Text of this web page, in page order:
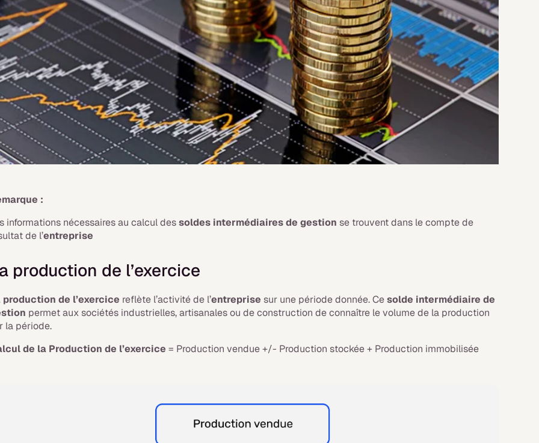
:
informations nécessaires au calcul dessoldes intermédiaires de gestion se trouvent dans le compte de
de l’entreprise
production de l’exercice
production de l’exercice reflète l’activité de l’entreprise sur une période donnée. Cesolde intermédiaire de
permet aux sociétés industrielles, artisanales ou de construction de connaître le volume de la production
la période.
de la Production de l’exercice = Production vendue +/- Production stockée + Production immobilisée